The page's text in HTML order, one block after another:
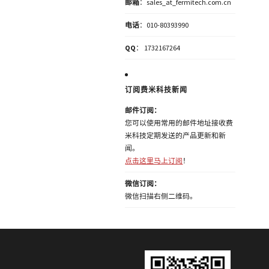
邮箱：sales_at_fermitech.com.cn
电话：010-80393990
QQ ： 1732167264
订阅费米科技新闻
邮件订阅：
您可以使用常用的邮件地址接收费
米科技定期发送的产品更新和新
闻。
点击这里马上订阅 ！
微信订阅：
微信扫描右侧二维码。